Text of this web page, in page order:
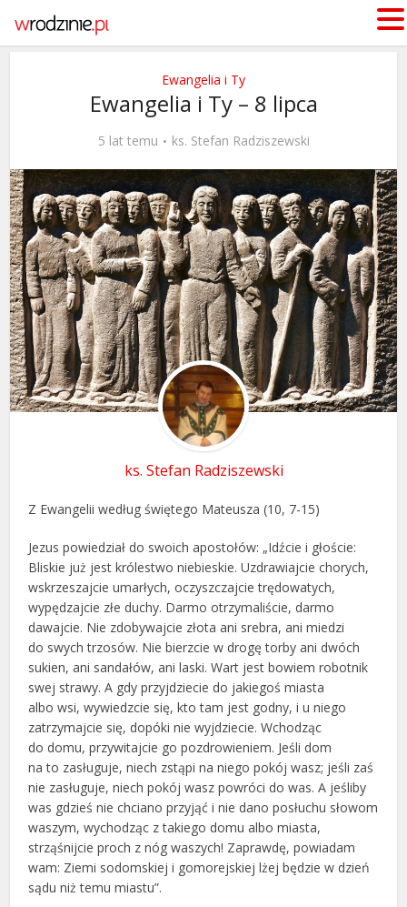
Ewangelia i Ty
Ewangelia i Ty – 8 lipca
5 lat temu ks. Stefan Radziszewski
ks. Stefan Radziszewski
Z Ewangelii według świętego Mateusza (10, 7-15)
Jezus powiedział do swoich apostołów: „Idźcie i głoście:
Bliskie już jest królestwo niebieskie. Uzdrawiajcie chorych,
wskrzeszajcie umarłych, oczyszczajcie trędowatych,
wypędzajcie złe duchy. Darmo otrzymaliście, darmo
dawajcie. Nie zdobywajcie złota ani srebra, ani miedzi
do swych trzosów. Nie bierzcie w drogę torby ani dwóch
sukien, ani sandałów, ani laski. Wart jest bowiem robotnik
swej strawy. A gdy przyjdziecie do jakiegoś miasta
albo wsi, wywiedzcie się, kto tam jest godny, i u niego
zatrzymajcie się, dopóki nie wyjdziecie. Wchodząc
do domu, przywitajcie go pozdrowieniem. Jeśli dom
na to zasługuje, niech zstąpi na niego pokój wasz; jeśli zaś
nie zasługuje, niech pokój wasz powróci do was. A jeśliby
was gdzieś nie chciano przyjąć i nie dano posłuchu słowom
waszym, wychodząc z takiego domu albo miasta,
strząśnijcie proch z nóg waszych! Zaprawdę, powiadam
wam: Ziemi sodomskiej i gomorejskiej lżej będzie w dzień
sądu niż temu miastu”.